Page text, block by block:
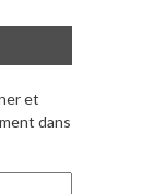
et
dans